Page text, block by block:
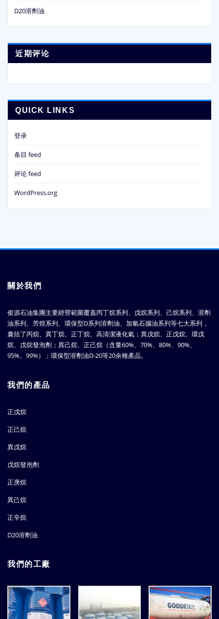
D20溶劑油
近期评论
QUICK LINKS
登录
条目 feed
评论 feed
WordPress.org
關於我們
俊源石油集團主要經營範圍覆蓋丙丁烷系列、戊烷系列、己烷系列、溶劑
油系列、芳烴系列、環保型D系列溶劑油、加氫石腦油系列等七大系列，
囊括了丙烷、異丁烷、正丁烷、高清潔液化氣；異戊烷、正戊烷、環戊
烷、戊烷發泡劑；異己烷、正己烷（含量60%、70%、80%、90%、
95%、99%）；環保型溶劑油D-20等20余種產品。
我們的產品
正戊烷
正己烷
異戊烷
戊烷發泡劑
正庚烷
異己烷
正辛烷
D20溶劑油
我們的工廠